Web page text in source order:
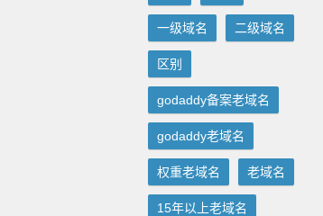
一级域名 二级域名
区别
godaddy备案老域名
godaddy老域名
权重老域名 老域名
15年以上老域名